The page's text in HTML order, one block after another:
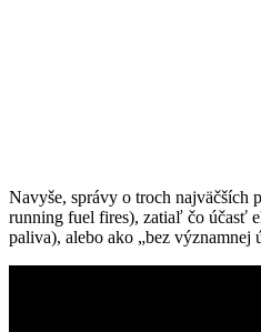
Navyše, správy o troch najväčších
running fuel fires), zatiaľ čo účasť
paliva), alebo ako „bez významnej